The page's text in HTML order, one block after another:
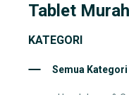
Tablet
KATEGORI
Semua Kategori